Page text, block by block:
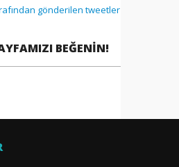
gönderilen tweetler
BEĞENIN!